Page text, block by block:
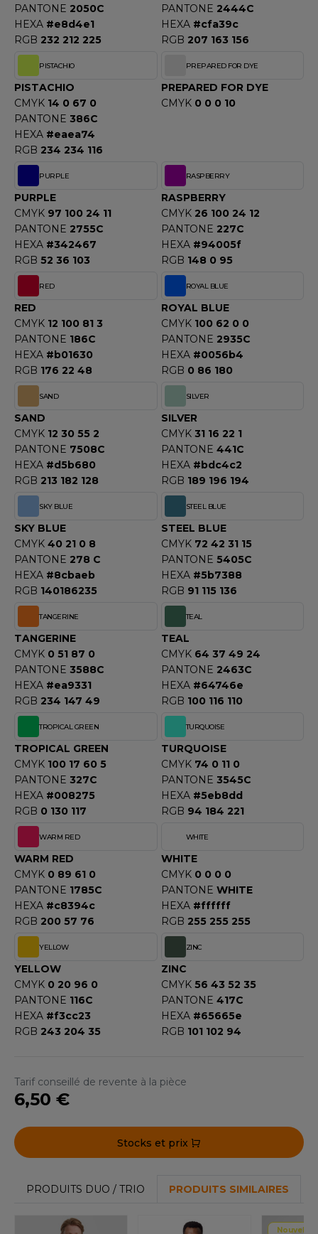
PANTONE 2050C
HEXA #e8d4e1
RGB 232 212 225
PANTONE 2444C
HEXA #cfa39c
RGB 207 163 156
PISTACHIO
PISTACHIO
CMYK 14 0 67 0
PANTONE 386C
HEXA #eaea74
RGB 234 234 116
PREPARED FOR DYE
PREPARED FOR DYE
CMYK 0 0 0 10
PURPLE
PURPLE
CMYK 97 100 24 11
PANTONE 2755C
HEXA #342467
RGB 52 36 103
RASPBERRY
RASPBERRY
CMYK 26 100 24 12
PANTONE 227C
HEXA #94005f
RGB 148 0 95
RED
RED
CMYK 12 100 81 3
PANTONE 186C
HEXA #b01630
RGB 176 22 48
ROYAL BLUE
ROYAL BLUE
CMYK 100 62 0 0
PANTONE 2935C
HEXA #0056b4
RGB 0 86 180
SAND
SAND
CMYK 12 30 55 2
PANTONE 7508C
HEXA #d5b680
RGB 213 182 128
SILVER
SILVER
CMYK 31 16 22 1
PANTONE 441C
HEXA #bdc4c2
RGB 189 196 194
SKY BLUE
SKY BLUE
CMYK 40 21 0 8
PANTONE 278 C
HEXA #8cbaeb
RGB 140186235
STEEL BLUE
STEEL BLUE
CMYK 72 42 31 15
PANTONE 5405C
HEXA #5b7388
RGB 91 115 136
TANGERINE
TANGERINE
CMYK 0 51 87 0
PANTONE 3588C
HEXA #ea9331
RGB 234 147 49
TEAL
TEAL
CMYK 64 37 49 24
PANTONE 2463C
HEXA #64746e
RGB 100 116 110
TROPICAL GREEN
TROPICAL GREEN
CMYK 100 17 60 5
PANTONE 327C
HEXA #008275
RGB 0 130 117
TURQUOISE
TURQUOISE
CMYK 74 0 11 0
PANTONE 3545C
HEXA #5eb8dd
RGB 94 184 221
WARM RED
WARM RED
CMYK 0 89 61 0
PANTONE 1785C
HEXA #c8394c
RGB 200 57 76
WHITE
WHITE
CMYK 0 0 0 0
PANTONE WHITE
HEXA #ffffff
RGB 255 255 255
YELLOW
YELLOW
CMYK 0 20 96 0
PANTONE 116C
HEXA #f3cc23
RGB 243 204 35
ZINC
ZINC
CMYK 56 43 52 35
PANTONE 417C
HEXA #65665e
RGB 101 102 94
Tarif conseillé de revente à la pièce
6,50 €
Stocks et prix
PRODUITS DUO / TRIO PRODUITS SIMILAIRES
Nouvelle